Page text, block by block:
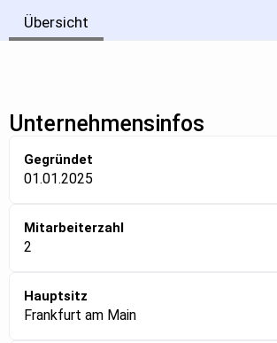
Übersicht
Unternehmensinfos
Gegründet
01.01.2025
Mitarbeiterzahl
2
Hauptsitz
Frankfurt am Main